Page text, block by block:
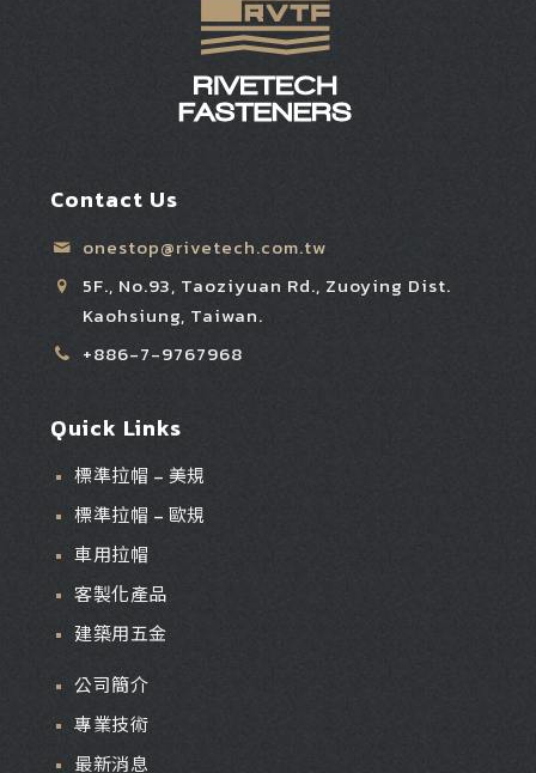
Contact Us
onestop@rivetech.com.tw
5F., No.93, Taoziyuan Rd., Zuoying Dist.
Kaohsiung, Taiwan.
+886-7-9767968
Quick Links
標準拉帽 – 美規
標準拉帽 – 歐規
車用拉帽
客製化產品
建築用五金
公司簡介
專業技術
最新消息